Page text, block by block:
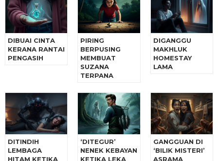
DIBUAI CINTA
KERANA RANTAI
PENGASIH
PIRING
BERPUSING
MEMBUAT
SUZANA
TERPANA
DIGANGGU
MAKHLUK
HOMESTAY
LAMA
DITINDIH
LEMBAGA
HITAM KETIKA
‘DITEGUR’
NENEK KEBAYAN
KETIKA LEKA
GANGGUAN DI
‘BILIK MISTERI’
ASRAMA